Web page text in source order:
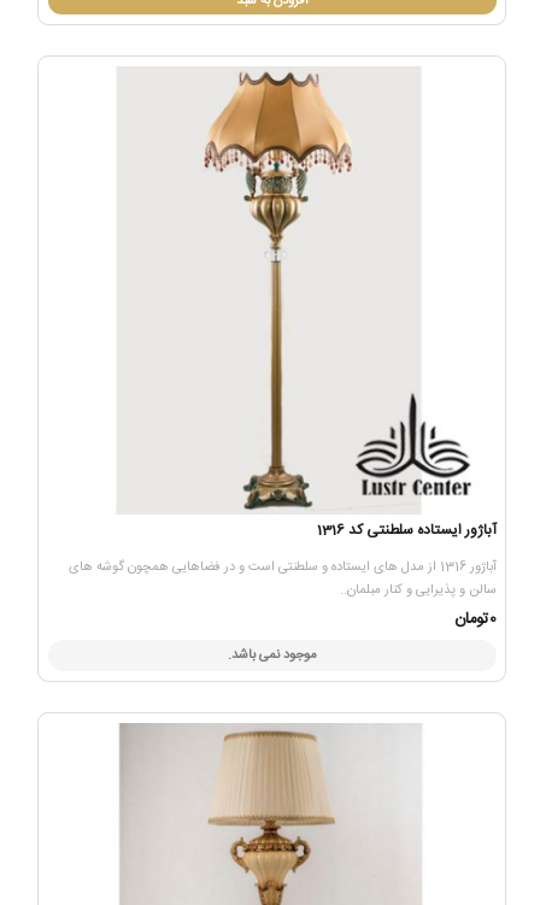
آباژور ایستاده سلطنتی کد 1316
آباژور 1316 از مدل های ایستاده و سلطنتی است و در فضاهایی همچون گوشه های
سالن و پذیرایی و کنار مبلمان..
0تومان
موجود نمی باشد.